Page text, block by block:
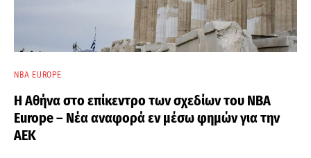
NBA EUROPE
Η Αθήνα στο επίκεντρο των σχεδίων του NBA
Europe – Νέα αναφορά εν μέσω φημών για την
ΑΕΚ